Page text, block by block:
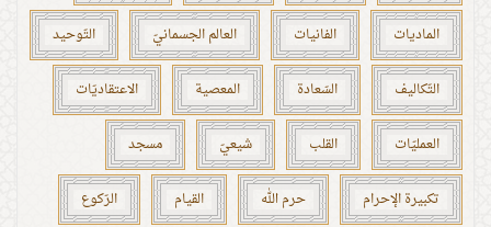
الماديات الفانيات العالم الجسمانيّ التّوحيد
التّكاليف السّعادة المعصية الاعتقاديّات
العمليّات القلب شيعيّ مسجد
تكبيرة الإحرام حرم الله القيام الرّكوع